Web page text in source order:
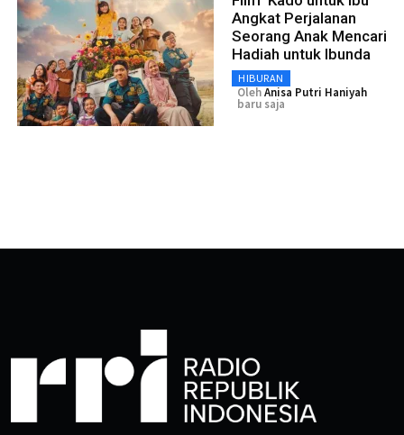
Angkat Perjalanan
Seorang Anak Mencari
Hadiah untuk Ibunda
HIBURAN
OlehAnisa Putri Haniyah
baru saja